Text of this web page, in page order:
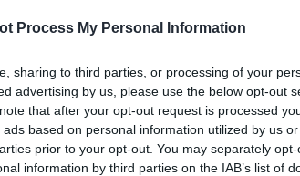
Process My Personal Information
sharing to third parties, or processing of your
advertising by us, please use the below opt-out
that after your opt-out request is processed
based on personal information utilized by us
prior to your opt-out. You may separately
information by third parties on the IAB’s list of